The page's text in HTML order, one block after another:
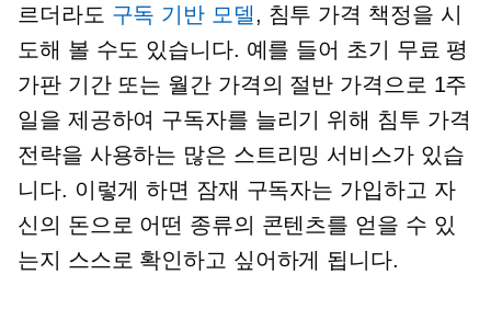
르더라도 구독 기반 모델, 침투 가격 책정을 시
도해 볼 수도 있습니다. 예를 들어 초기 무료 평
가판 기간 또는 월간 가격의 절반 가격으로 1주
일을 제공하여 구독자를 늘리기 위해 침투 가격
전략을 사용하는 많은 스트리밍 서비스가 있습
니다. 이렇게 하면 잠재 구독자는 가입하고 자
신의 돈으로 어떤 종류의 콘텐츠를 얻을 수 있
는지 스스로 확인하고 싶어하게 됩니다.